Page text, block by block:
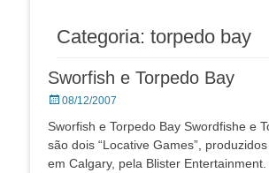
Categoria: torpedo bay
Sworfish e Torpedo Bay
Posted
08/12/2007
Sworfish e Torpedo Bay Swordfishe e
são dois “Locative Games”,
em Calgary, pela Blister Entertainment.